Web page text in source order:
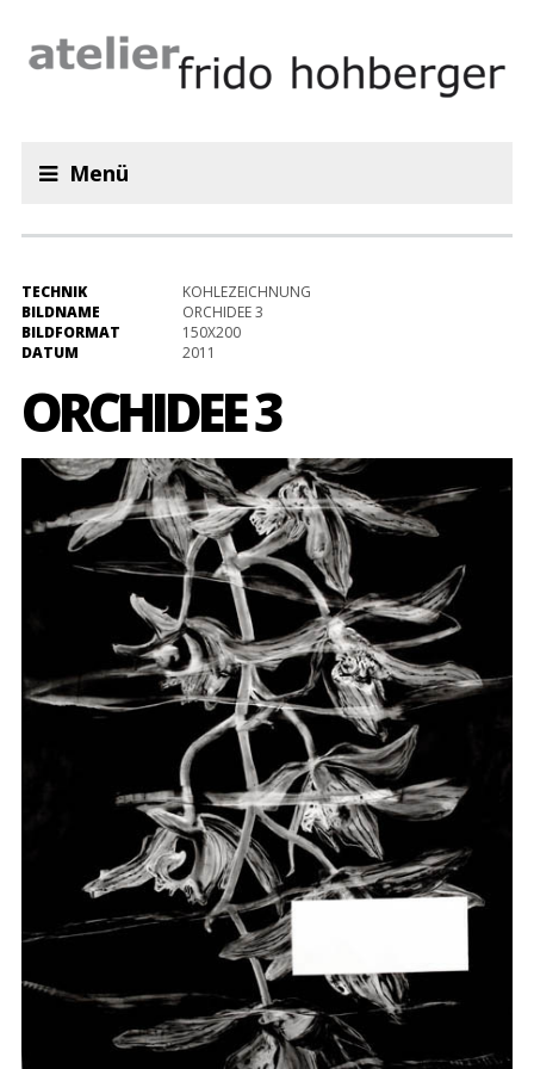
Menü
TECHNIK
KOHLEZEICHNUNG
BILDNAME
ORCHIDEE 3
BILDFORMAT
150X200
DATUM
2011
ORCHIDEE 3